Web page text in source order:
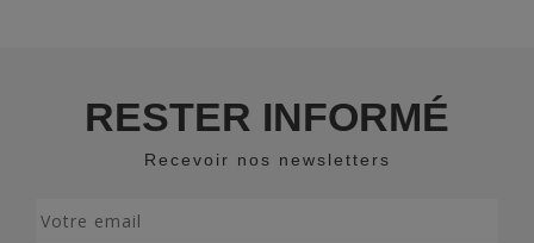
RESTER INFORMÉ
Recevoir nos newsletters